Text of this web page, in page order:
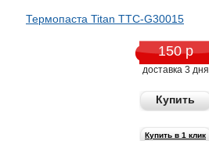
Термопаста Titan TTC-G30015
150 р
доставка 3 дня
Купить
Купить в 1 клик